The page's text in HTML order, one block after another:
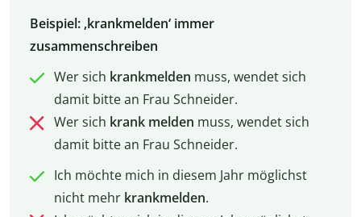
Beispiel: ‚krankmelden‘ immer
zusammenschreiben
Wer sich krankmelden muss, wendet sich
damit bitte an Frau Schneider.
Wer sich krank melden muss, wendet sich
damit bitte an Frau Schneider.
Ich möchte mich in diesem Jahr möglichst
nicht mehr krankmelden.